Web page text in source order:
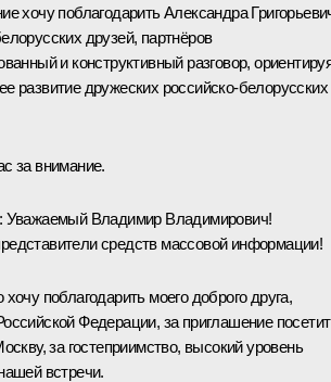
хочу поблагодарить Александра
друзей, партнёров
и конструктивный разговор,
развитие дружеских российско-белорусских
за внимание.
Уважаемый Владимир Владимирович!
средств массовой информации!
поблагодарить моего доброго друга,
Федерации, за приглашение
за гостеприимство, высокий уровень
встречи.